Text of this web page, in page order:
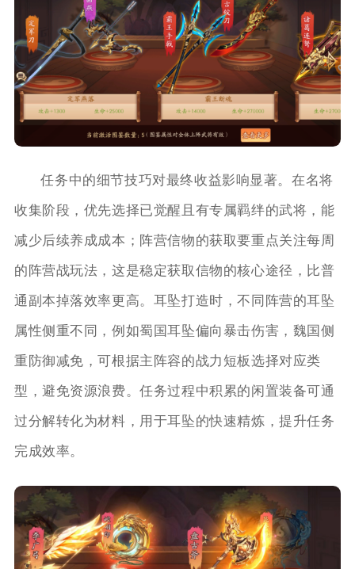
任务中的细节技巧对最终收益影响显著。在名将
收集阶段，优先选择已觉醒且有专属羁绊的武将，能
减少后续养成成本；阵营信物的获取要重点关注每周
的阵营战玩法，这是稳定获取信物的核心途径，比普
通副本掉落效率更高。耳坠打造时，不同阵营的耳坠
属性侧重不同，例如蜀国耳坠偏向暴击伤害，魏国侧
重防御减免，可根据主阵容的战力短板选择对应类
型，避免资源浪费。任务过程中积累的闲置装备可通
过分解转化为材料，用于耳坠的快速精炼，提升任务
完成效率。